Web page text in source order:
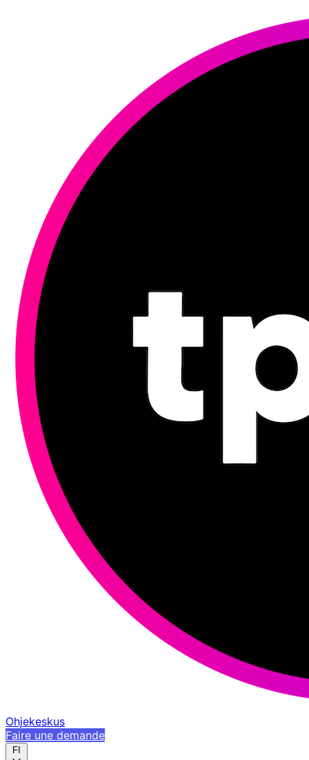
Ohjekeskus
Faire une demande
FI